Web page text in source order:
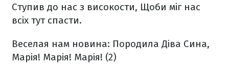
Ступив до нас з високости, Щоби міг нас
всіх тут спасти.
Веселая нам новина: Породила Діва Сина,
Марія! Марія! Марія! (2)